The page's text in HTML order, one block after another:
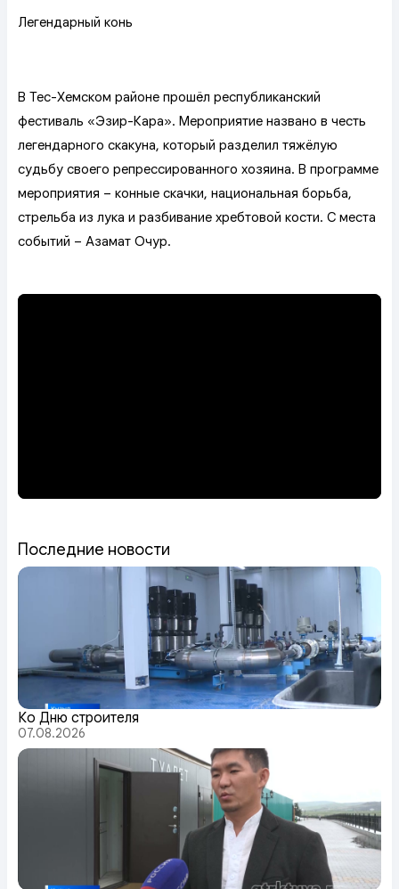
Легендарный конь
В Тес-Хемском районе прошёл республиканский
фестиваль «Эзир-Кара». Мероприятие названо в честь
легендарного скакуна, который разделил тяжёлую
судьбу своего репрессированного хозяина. В программе
мероприятия – конные скачки, национальная борьба,
стрельба из лука и разбивание хребтовой кости. С места
событий – Азамат Очур.
Последние новости
Ко Дню строителя
07.08.2026